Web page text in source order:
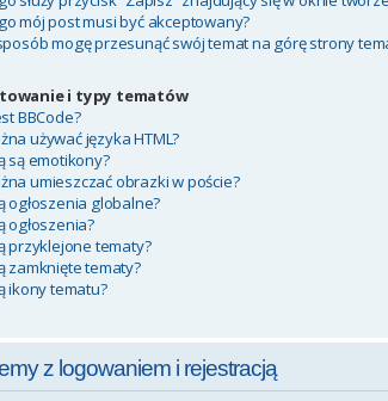
mój post musi być akceptowany?
mogę przesunąć swój temat na górę strony
i typy tematów
BBCode?
używać języka HTML?
są emotikony?
umieszczać obrazki w poście?
ogłoszenia globalne?
ogłoszenia?
przyklejone tematy?
zamknięte tematy?
ikony tematu?
z logowaniem i rejestracją